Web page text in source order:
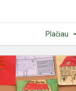
Plačiau